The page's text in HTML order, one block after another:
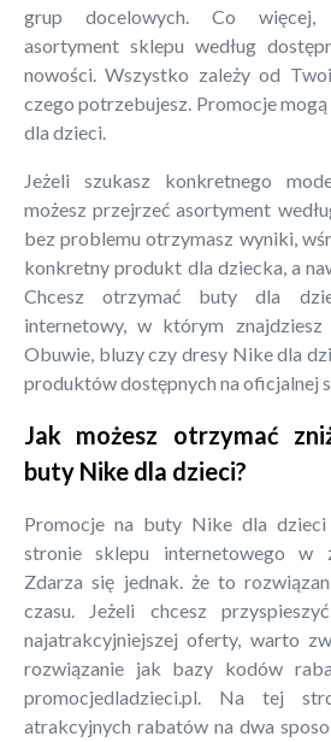
grup docelowych. Co więcej,
asortyment sklepu według
nowości. Wszystko zależy od
czego potrzebujesz. Promocje
dla dzieci.
Jeżeli szukasz konkretnego
możesz przejrzeć asortyment
bez problemu otrzymasz wyniki,
konkretny produkt dla dziecka, a
Chcesz otrzymać buty dla
internetowy, w którym znajdziesz
Obuwie, bluzy czy dresy Nike dla
produktów dostępnych na oficjalnej
Jak możesz otrzymać
buty Nike dla dzieci?
Promocje na buty Nike dla dzieci
stronie sklepu internetowego w
Zdarza się jednak. że to
czasu. Jeżeli chcesz
najatrakcyjniejszej oferty, warto
rozwiązanie jak bazy kodów
promocjedladzieci.pl. Na tej
atrakcyjnych rabatów na dwa